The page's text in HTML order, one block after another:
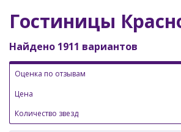
Гостиницы
Найдено 1911 вариантов
Оценка по отзывам
Цена
Количество звезд